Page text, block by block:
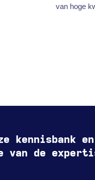
van hoge
kennisbank en
van de